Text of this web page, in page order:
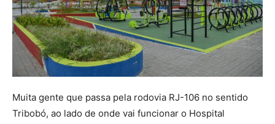
Muita gente que passa pela rodovia RJ-106 no sentido
Tribobó, ao lado de onde vai funcionar o Hospital